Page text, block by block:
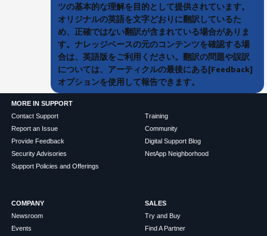
ツの基本的な理解を目的として提供されています。
オリジナルの英語を文字どおりに翻訳しているた
め、正確ではない翻訳が含まれている場合がありま
す。ナレッジベースの元のコンテンツを確認する場
合は、英語版をご利用ください。翻訳の問題や誤訳
については、アーティクルの最後にある[Feedback]
オプションを使用して報告できます。
MORE IN SUPPORT
Contact Support
Report an Issue
Provide Feedback
Security Advisories
Support Policies and Offerings
Training
Community
Digital Support Blog
NetApp Neighborhood
COMPANY
Newsroom
Events
SALES
Try and Buy
Find A Partner